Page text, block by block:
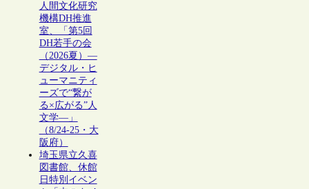
人間文化研究
機構DH推進
室、「第5回
DH若手の会
（2026夏）―
デジタル・ヒ
ューマニティ
ーズで“繋が
る×広がる”人
文学―」
（8/24-25・大
阪府）
埼玉県立久喜
図書館、休館
日特別イベン